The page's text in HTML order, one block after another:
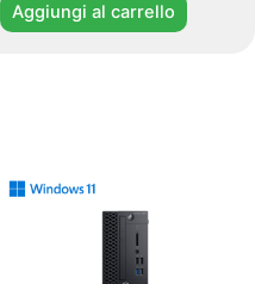
Aggiungi al carrello